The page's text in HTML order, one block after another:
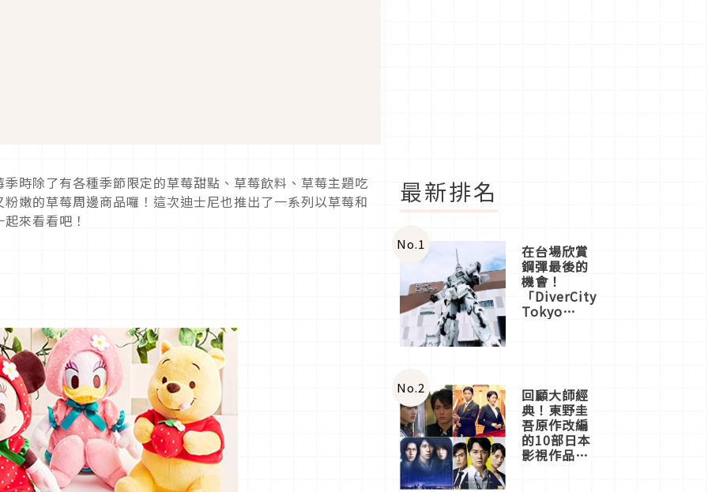
時除了有各種季節限定的草莓甜點、草莓飲料、草莓主題吃
嫩的草莓周邊商品囉！這次迪士尼也推出了一系列以草莓和
來看看吧！
最新排名
No.1 在台場欣賞
鋼彈最後的
機會！
「DiverCity
Tokyo
體驗
No.2 回顧大師經
典！東野圭
吾原作改編
的10部日本
影視作品推